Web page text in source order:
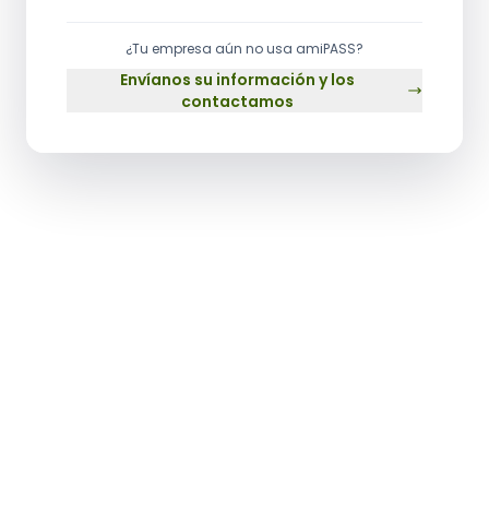
¿Tu empresa aún no usa amiPASS?
Envíanos su información y los
contactamos